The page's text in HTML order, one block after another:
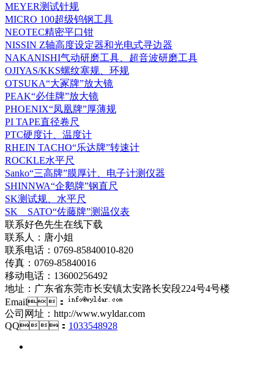
MEYER测试针规
MICRO 100超级钨钢工具
NEOTEC精密平口钳
NISSIN Z轴高度设定器和光电式寻边器
NAKANISHI气动研磨工具、超音波研磨工具
OJIYAS/KKS螺纹塞规、环规
OTSUKA“大冢牌”放大镜
PEAK“必佳牌”放大镜
PHOENIX“凤凰牌”厚薄规
PI TAPE直径卷尺
PTC硬度计、温度计
RHEIN TACHO“乐达牌”转速计
ROCKLE水平尺
Sanko“三高牌”膜厚计、电子计测仪器
SHINNWA“企鹅牌”钢直尺
SK测试规、水平尺
SK SATO“佐藤牌”测温仪表
联系好色先生在线下载
联系人：唐小姐
联系电话：0769-85840010-820
传真：0769-85840016
移动电话：13600256492
地址：广东省东莞市长安镇太安路长安段224号4号楼
Email：
公司网址：http://www.wyldar.com
QQ： 1033548928